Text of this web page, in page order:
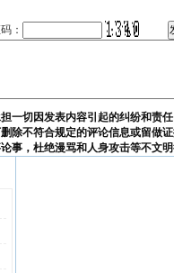
：
一切因发表内容引起的纠纷和责
除不符合规定的评论信息或留做
事，杜绝漫骂和人身攻击等不文